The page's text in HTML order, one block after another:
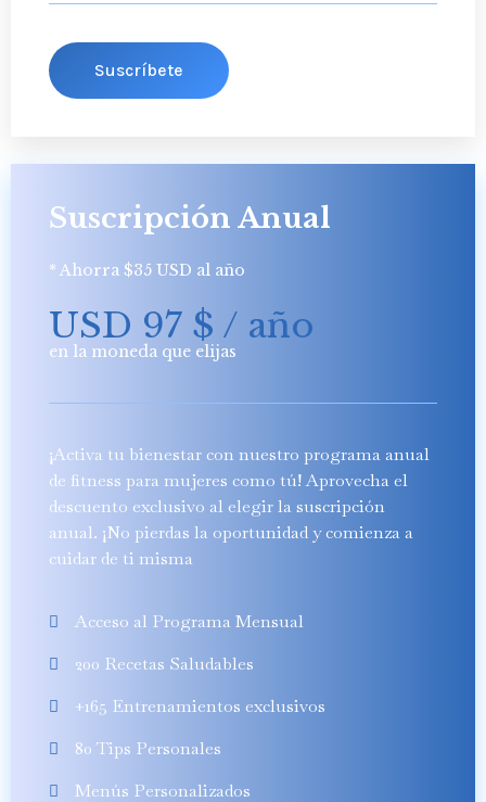
Suscríbete
Suscripción Anual
* Ahorra $35 USD al año
USD 97 $ / año
en la moneda que elijas
¡Activa tu bienestar con nuestro programa anual
de fitness para mujeres como tú! Aprovecha el
descuento exclusivo al elegir la suscripción
anual. ¡No pierdas la oportunidad y comienza a
cuidar de ti misma
Acceso al Programa Mensual
200 Recetas Saludables
+165 Entrenamientos exclusivos
80 Tips Personales
Menús Personalizados